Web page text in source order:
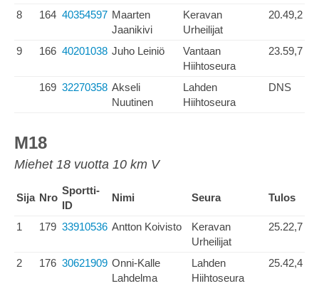
8 164 40354597 Maarten
Jaanikivi
Keravan
Urheilijat
20.49,2
9 166 40201038 Juho Leiniö
Vantaan
Hiihtoseura
23.59,7
169 32270358 Akseli
Nuutinen
Lahden
Hiihtoseura
DNS
M18
Miehet 18 vuotta 10 km V
Sija Nro
Sportti-
ID
Nimi Seura Tulos
1 179 33910536 Antton Koivisto
Keravan
Urheilijat
25.22,7
2 176 30621909 Onni-Kalle
Lahdelma
Lahden
Hiihtoseura
25.42,4